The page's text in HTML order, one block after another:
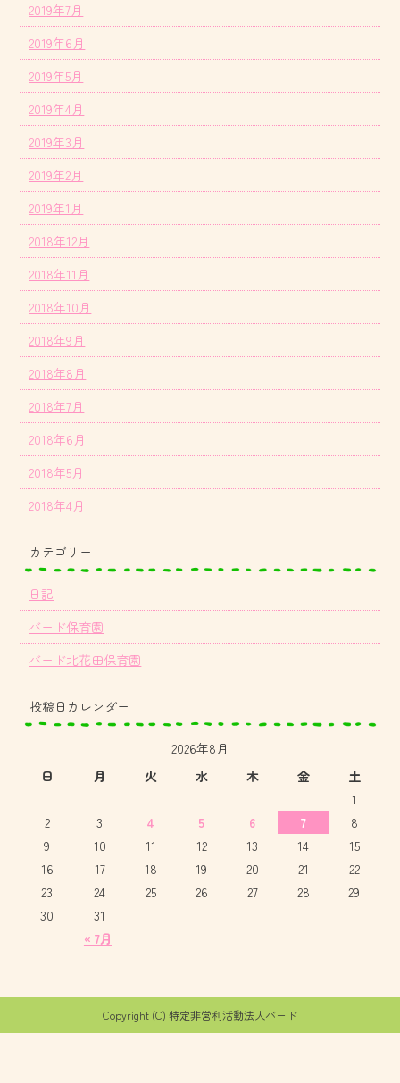
2019年7月
2019年6月
2019年5月
2019年4月
2019年3月
2019年2月
2019年1月
2018年12月
2018年11月
2018年10月
2018年9月
2018年8月
2018年7月
2018年6月
2018年5月
2018年4月
カテゴリー
日記
バード保育園
バード北花田保育園
投稿日カレンダー
2026年8月
日
月 火 水 木 金 土
« 7月
1
2
3 4 5 6 7
8
9
10 11 12 13 14
15
16
17 18 19 20 21
22
23
24 25 26 27 28
29
30
31
Copyright (C) 特定非営利活動法人バード